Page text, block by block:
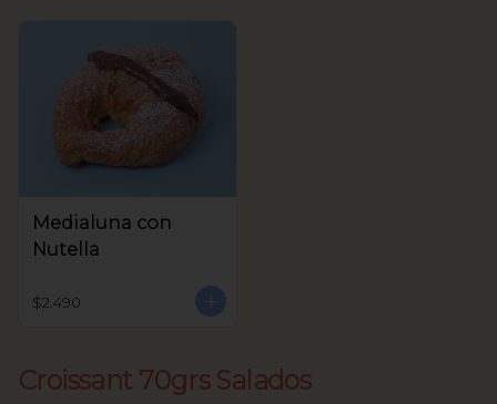
Medialuna con
Nutella
$2.490
Croissant 70grs Salados